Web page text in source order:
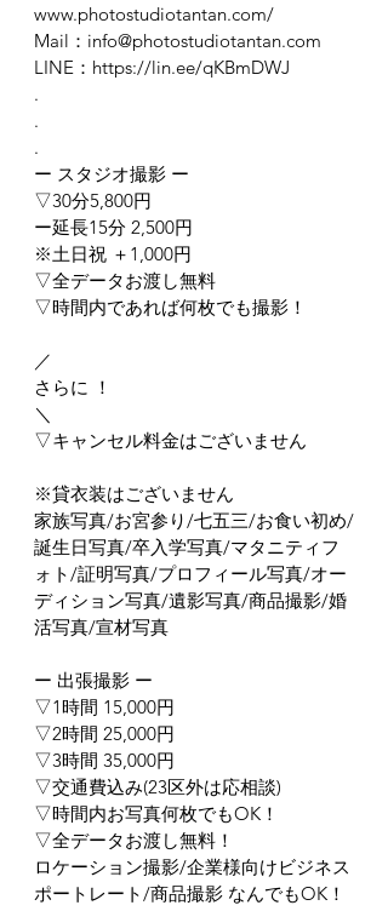
www.photostudiotantan.com/
Mail：info@photostudiotantan.com
LINE：https://lin.ee/qKBmDWJ
.
.
.
ー スタジオ撮影 ー
▽30分5,800円
ー延長15分 2,500円
※土日祝 ＋1,000円
▽全データお渡し無料
▽時間内であれば何枚でも撮影！
／
さらに ！
＼
▽キャンセル料金はございません
※貸衣装はございません
家族写真/お宮参り/七五三/お食い初め/
誕生日写真/卒入学写真/マタニティフ
ォト/証明写真/プロフィール写真/オー
ディション写真/遺影写真/商品撮影/婚
活写真/宣材写真
ー 出張撮影 ー
▽1時間 15,000円
▽2時間 25,000円
▽3時間 35,000円
▽交通費込み(23区外は応相談)
▽時間内お写真何枚でもOK！
▽全データお渡し無料！
ロケーション撮影/企業様向けビジネス
ポートレート/商品撮影 なんでもOK！